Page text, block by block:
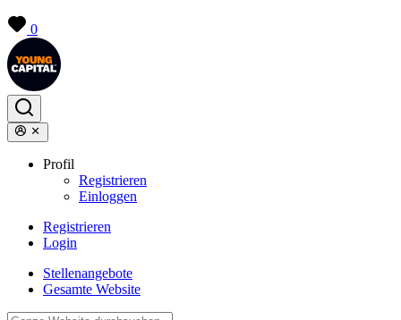
0
Profil
Registrieren
Einloggen
Registrieren
Login
Stellenangebote
Gesamte Website